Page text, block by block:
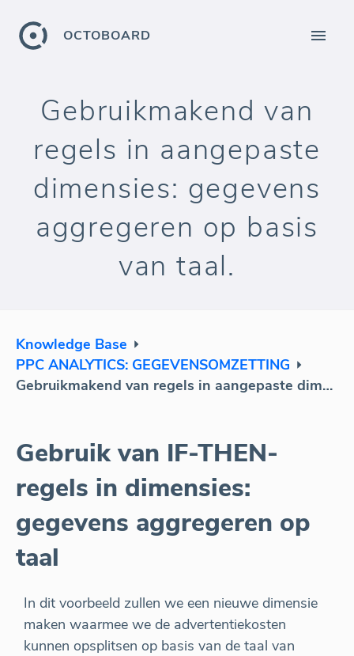
OCTOBOARD
Gebruikmakend van
regels in aangepaste
dimensies: gegevens
aggregeren op basis
van taal.
Knowledge Base
PPC ANALYTICS: GEGEVENSOMZETTING
Gebruikmakend van regels in aangepaste dimensies: gegevens aggregeren op basis van taal.
Gebruik van IF-THEN-
regels in dimensies:
gegevens aggregeren op
taal
In dit voorbeeld zullen we een nieuwe dimensie
maken waarmee we de advertentiekosten
kunnen opsplitsen op basis van de taal van